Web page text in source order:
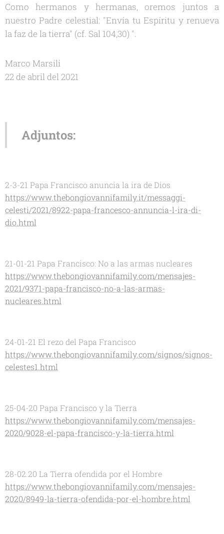
Como hermanos y hermanas, oremos juntos a
nuestro Padre celestial: "Envía tu Espíritu y renueva
la faz de la tierra" (cf. Sal 104,30) ".
Marco Marsili
22 de abril del 2021
Adjuntos:
2-3-21 Papa Francisco anuncia la ira de Dios
https://www.thebongiovannifamily.it/messaggi-
celesti/2021/8922-papa-francesco-annuncia-l-ira-di-
dio.html
21-01-21 Papa Francisco: No a las armas nucleares
https://www.thebongiovannifamily.com/mensajes-
2021/9371-papa-francisco-no-a-las-armas-
nucleares.html
24-01-21 El rezo del Papa Francisco
https://www.thebongiovannifamily.com/signos/signos-
celestes1.html
25-04-20 Papa Francisco y la Tierra
https://www.thebongiovannifamily.com/mensajes-
2020/9028-el-papa-francisco-y-la-tierra.html
28-02.20 La Tierra ofendida por el Hombre
https://www.thebongiovannifamily.com/mensajes-
2020/8949-la-tierra-ofendida-por-el-hombre.html